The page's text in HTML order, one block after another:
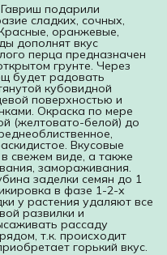
подарили
сладких, сочных,
оранжевые,
дополнят вкус
перца предназначен
грунте. Через
будет радовать
кубовидной
поверхностью и
Окраска по мере
(желтовато-белой) до
Вкусовые
свежем виде, а также
замораживания.
заделки семян до 1
в фазе 1-2-х
у растения удаляют все
развилки и
рассаду
т.к. происходит
горький вкус.